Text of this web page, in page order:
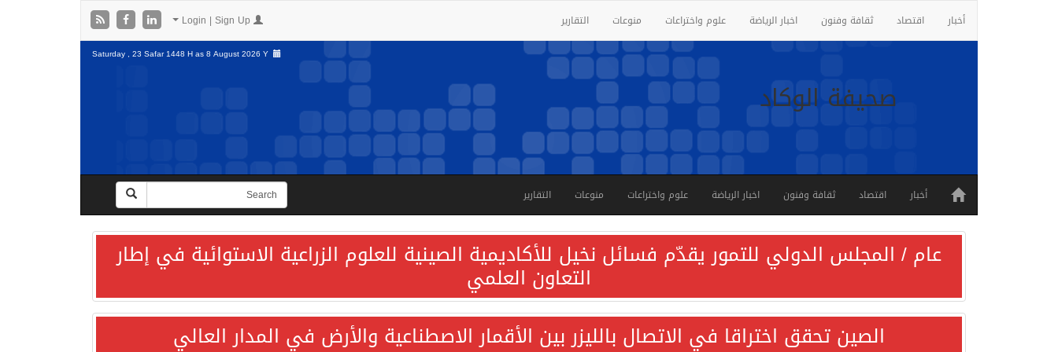
أخبار اقتصاد ثقافة وفنون اخبار الرياضة علوم واختراعات منوعات التقارير
صحيفة الوكاد
Saturday , 23 Safar 1448 H as8 August 2026 Y
أخبار اقتصاد ثقافة وفنون اخبار الرياضة علوم واختراعات منوعات التقارير
عام / المجلس الدولي للتمور يقدّم فسائل نخيل للأكاديمية الصينية للعلوم الزراعية الاستوائية في إطار
التعاون العلمي
الصين تحقق اختراقا في الاتصال بالليزر بين الأقمار الاصطناعية والأرض في المدار العالي